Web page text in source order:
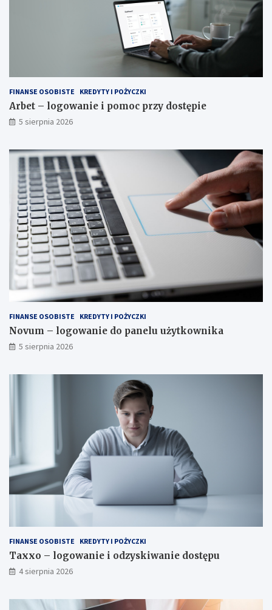
FINANSE OSOBISTE KREDYTY I POŻYCZKI
Arbet – logowanie i pomoc przy dostępie
5 sierpnia 2026
FINANSE OSOBISTE KREDYTY I POŻYCZKI
Novum – logowanie do panelu użytkownika
5 sierpnia 2026
FINANSE OSOBISTE KREDYTY I POŻYCZKI
Taxxo – logowanie i odzyskiwanie dostępu
4 sierpnia 2026